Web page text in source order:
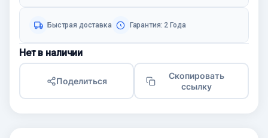
Быстрая доставка Гарантия: 2 Годa
Нет в наличии
Поделиться
Скопировать
ссылку